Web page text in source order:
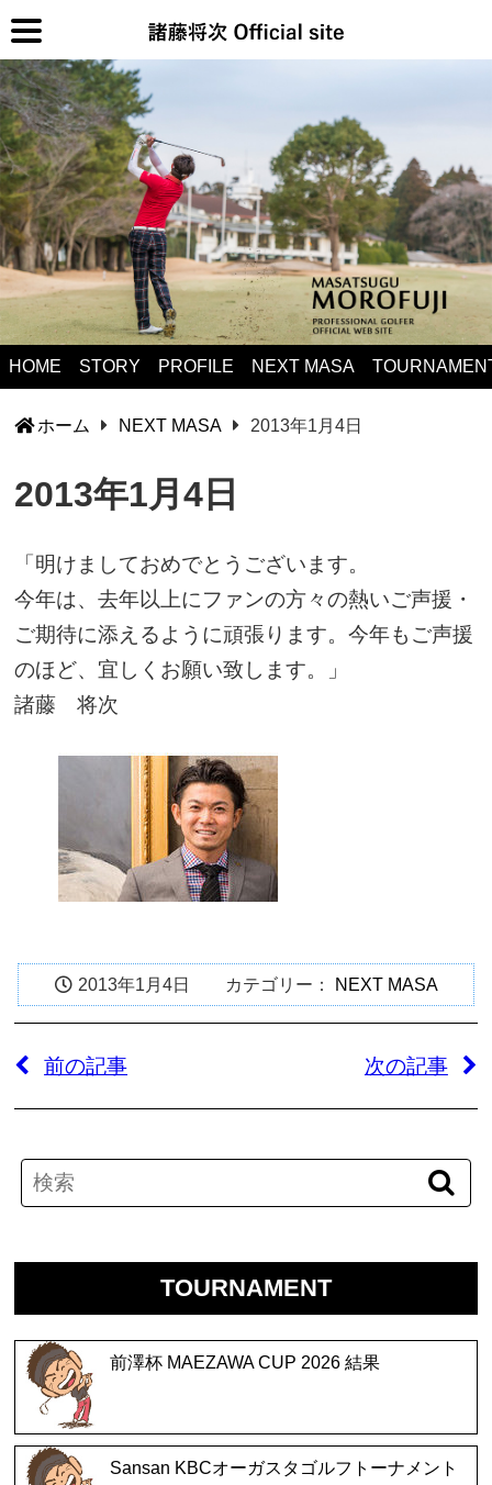
HOME STORY PROFILE NEXT MASA
ホーム NEXT MASA 2013年1月4日
2013年1月4日
「明けましておめでとうございます。
今年は、去年以上にファンの方々の熱いご声援・
ご期待に添えるように頑張ります。今年もご声援
のほど、宜しくお願い致します。」
諸藤 将次
2013年1月4日 カテゴリー： NEXT MASA
前の記事 次の記事
TOURNAMENT
前澤杯 MAEZAWA CUP 2026 結果
Sansan KBCオーガスタゴルフトーナメント